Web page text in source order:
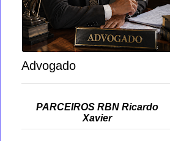
Advogado
PARCEIROS RBN Ricardo
Xavier